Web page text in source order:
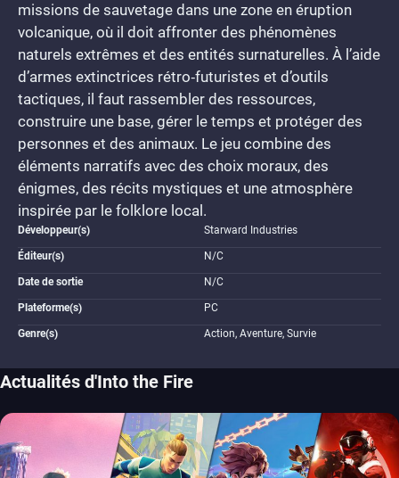
missions de sauvetage dans une zone en éruption
volcanique, où il doit affronter des phénomènes
naturels extrêmes et des entités surnaturelles. À l’aide
d’armes extinctrices rétro‑futuristes et d’outils
tactiques, il faut rassembler des ressources,
construire une base, gérer le temps et protéger des
personnes et des animaux. Le jeu combine des
éléments narratifs avec des choix moraux, des
énigmes, des récits mystiques et une atmosphère
inspirée par le folklore local.
Développeur(s) Starward Industries
Éditeur(s) N/C
Date de sortie N/C
Plateforme(s) PC
Genre(s) Action, Aventure, Survie
Actualités d'Into the Fire